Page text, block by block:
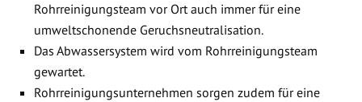
Rohrreinigungsteam vor Ort auch immer für eine
umweltschonende Geruchsneutralisation.
Das Abwassersystem wird vom Rohrreinigungsteam
gewartet.
Rohrreinigungsunternehmen sorgen zudem für eine